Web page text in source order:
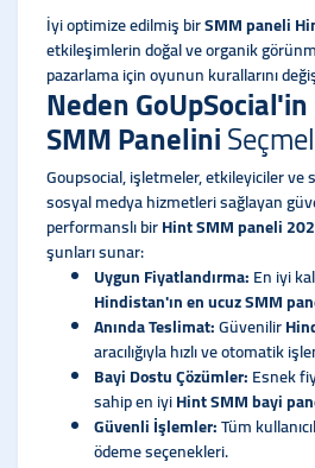
İyi optimize edilmiş birSMM paneli
etkileşimlerin doğal ve organik
pazarlama için oyunun kurallarını
Neden
SMM Panelini
Goupsocial, işletmeler, etkileyiciler ve
sosyal medya hizmetleri sağlayan
performanslı birHint SMM paneli
şunları sunar:
Uygun Fiyatlandırma:En iyi
Hindistan'ın en ucuz SMM
Anında Teslimat:Güvenilir
aracılığıyla hızlı ve otomatik
Bayi Dostu Çözümler:Esnek
sahip en iyiHint SMM bayi
Güvenli İşlemler:Tüm
ödeme seçenekleri.